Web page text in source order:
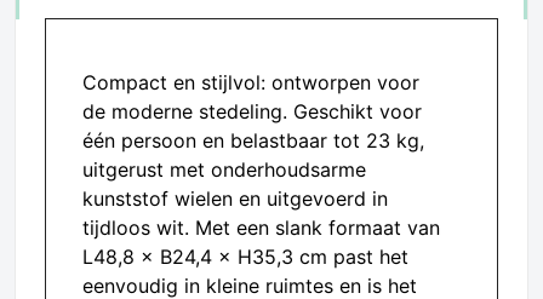
Compact en stijlvol: ontworpen voor
de moderne stedeling. Geschikt voor
één persoon en belastbaar tot 23 kg,
uitgerust met onderhoudsarme
kunststof wielen en uitgevoerd in
tijdloos wit. Met een slank formaat van
L48,8 × B24,4 × H35,3 cm past het
eenvoudig in kleine ruimtes en is het